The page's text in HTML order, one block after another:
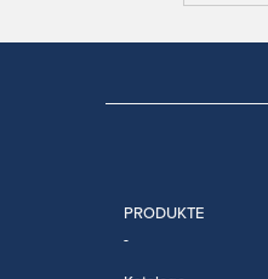
PRODUKTE